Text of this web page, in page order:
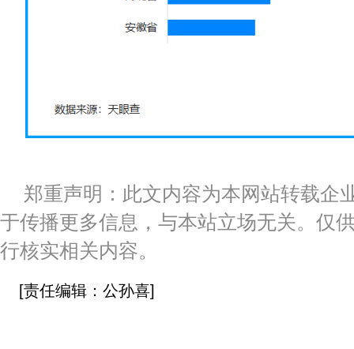
郑重声明：此文内容为本网站转载企
于传播更多信息，与本站立场无关。仅
行核实相关内容。
[责任编辑：公孙喜]